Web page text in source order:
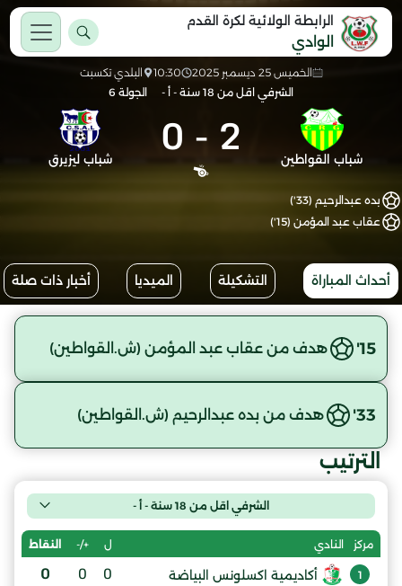
الرابطة الولائية لكرة القدم
الوادي
الخميس 25 ديسمبر 2025 10:30
البلدي تكسبت
الشرفي اقل من 18 سنة - أ -
الجولة 6
شباب القواطين 2
-
0 شباب ليزيرق
بده عبدالرحيم (33')
عقاب عبد المؤمن (15')
أحداث المباراة التشكيلة الميديا أخبار ذات صلة
15' هدف من عقاب عبد المؤمن (ش.القواطين)
33' هدف من بده عبدالرحيم (ش.القواطين)
الترتيب
الشرفي اقل من 18 سنة - أ -
مركز النادي ل +/- النقاط
1 أكاديمية اكسلونس البياضة 0
0
0